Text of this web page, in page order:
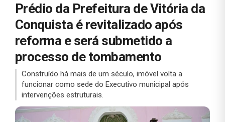
Prédio da Prefeitura de Vitória da
Conquista é revitalizado após
reforma e será submetido a
processo de tombamento
Construído há mais de um século, imóvel volta a
funcionar como sede do Executivo municipal após
intervenções estruturais.